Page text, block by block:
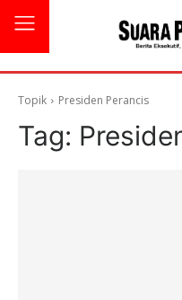
Topik Presiden Perancis
Tag: